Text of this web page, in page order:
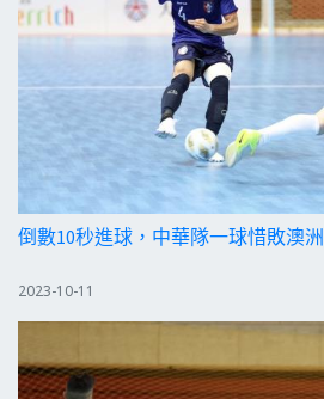
倒數10秒進球，中華隊一球惜敗澳洲
2023-10-11